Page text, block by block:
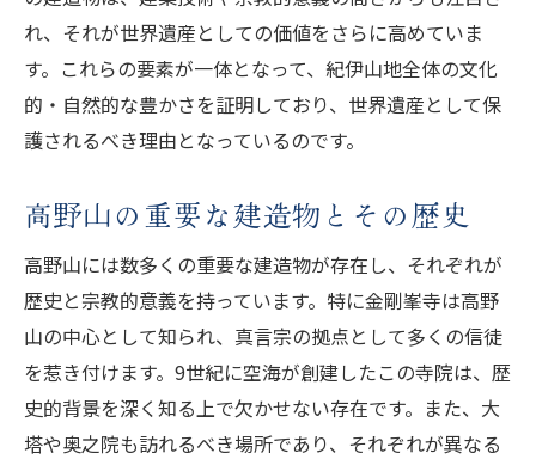
れ、それが世界遺産としての価値をさらに高めていま
す。これらの要素が一体となって、紀伊山地全体の文化
的・自然的な豊かさを証明しており、世界遺産として保
護されるべき理由となっているのです。
高野山の重要な建造物とその歴史
高野山には数多くの重要な建造物が存在し、それぞれが
歴史と宗教的意義を持っています。特に金剛峯寺は高野
山の中心として知られ、真言宗の拠点として多くの信徒
を惹き付けます。9世紀に空海が創建したこの寺院は、歴
史的背景を深く知る上で欠かせない存在です。また、大
塔や奥之院も訪れるべき場所であり、それぞれが異なる